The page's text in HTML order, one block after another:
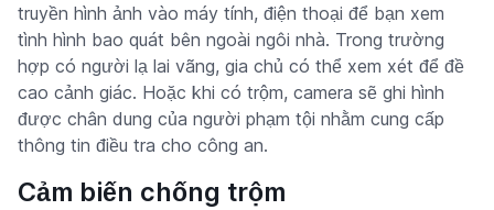
truyền hình ảnh vào máy tính, điện thoại để bạn xem
tình hình bao quát bên ngoài ngôi nhà. Trong trường
hợp có người lạ lai vãng, gia chủ có thể xem xét để đề
cao cảnh giác. Hoặc khi có trộm, camera sẽ ghi hình
được chân dung của người phạm tội nhằm cung cấp
thông tin điều tra cho công an.
Cảm biến chống trộm